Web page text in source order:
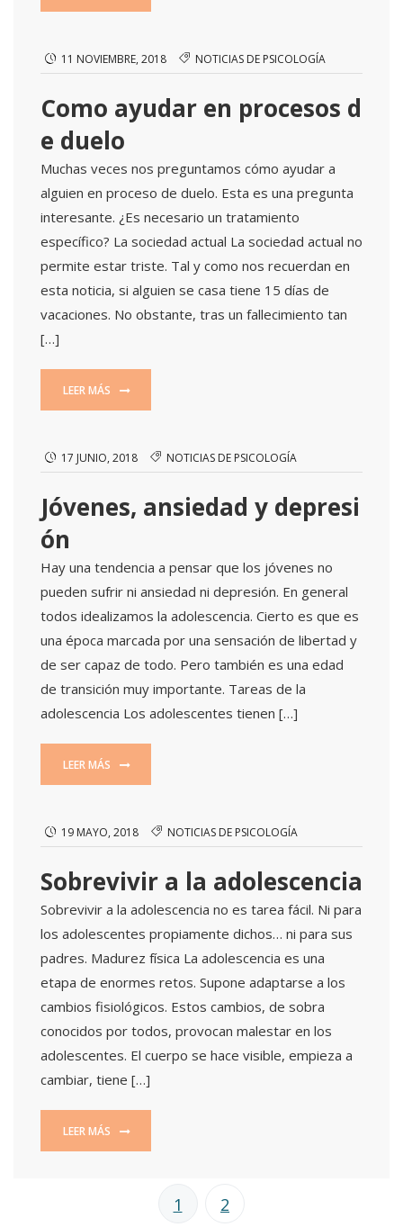
11 NOVIEMBRE, 2018 NOTICIAS DE PSICOLOGÍA
Como ayudar en procesos d
e duelo
Muchas veces nos preguntamos cómo ayudar a
alguien en proceso de duelo. Esta es una pregunta
interesante. ¿Es necesario un tratamiento
específico? La sociedad actual La sociedad actual no
permite estar triste. Tal y como nos recuerdan en
esta noticia, si alguien se casa tiene 15 días de
vacaciones. No obstante, tras un fallecimiento tan
[…]
LEER MÁS
17 JUNIO, 2018 NOTICIAS DE PSICOLOGÍA
Jóvenes, ansiedad y depresi
ón
Hay una tendencia a pensar que los jóvenes no
pueden sufrir ni ansiedad ni depresión. En general
todos idealizamos la adolescencia. Cierto es que es
una época marcada por una sensación de libertad y
de ser capaz de todo. Pero también es una edad
de transición muy importante. Tareas de la
adolescencia Los adolescentes tienen […]
LEER MÁS
19 MAYO, 2018 NOTICIAS DE PSICOLOGÍA
Sobrevivir a la adolescencia
Sobrevivir a la adolescencia no es tarea fácil. Ni para
los adolescentes propiamente dichos… ni para sus
padres. Madurez física La adolescencia es una
etapa de enormes retos. Supone adaptarse a los
cambios fisiológicos. Estos cambios, de sobra
conocidos por todos, provocan malestar en los
adolescentes. El cuerpo se hace visible, empieza a
cambiar, tiene […]
LEER MÁS
1 2